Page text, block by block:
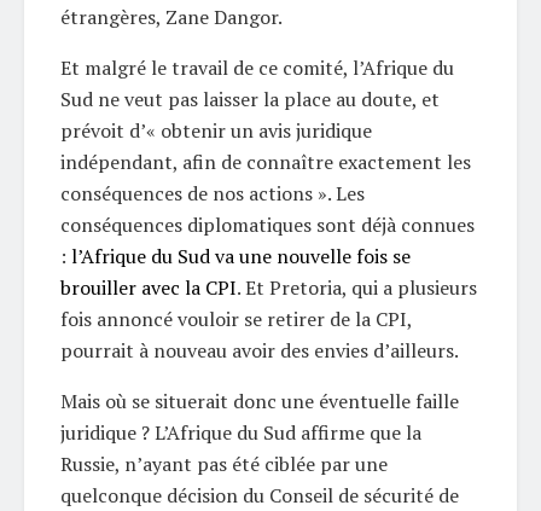
étrangères, Zane Dangor.
Et malgré le travail de ce comité, l’Afrique du
Sud ne veut pas laisser la place au doute, et
prévoit d’« obtenir un avis juridique
indépendant, afin de connaître exactement les
conséquences de nos actions ». Les
conséquences diplomatiques sont déjà connues
: l’Afrique du Sud va une nouvelle fois se
brouiller avec la CPI. Et Pretoria, qui a plusieurs
fois annoncé vouloir se retirer de la CPI,
pourrait à nouveau avoir des envies d’ailleurs.
Mais où se situerait donc une éventuelle faille
juridique ? L’Afrique du Sud affirme que la
Russie, n’ayant pas été ciblée par une
quelconque décision du Conseil de sécurité de